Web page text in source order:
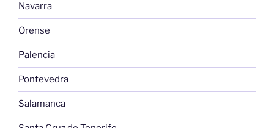
Navarra
Orense
Palencia
Pontevedra
Salamanca